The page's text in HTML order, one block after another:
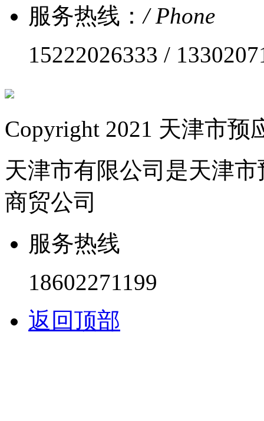
服务热线：/ Phone
15222026333 /
Copyright 2021 天津市
天津市有限公司是天津
商贸公司
服务热线
18602271199
返回顶部